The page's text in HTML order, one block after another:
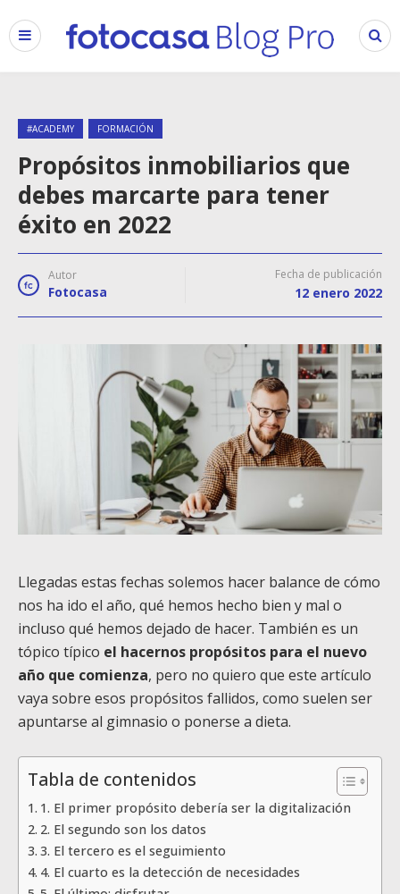
#ACADEMY FORMACIÓN
Propósitos inmobiliarios que
debes marcarte para tener
éxito en 2022
Autor
Fotocasa
Fecha de publicación
12 enero 2022
Llegadas estas fechas solemos hacer balance de cómo
nos ha ido el año, qué hemos hecho bien y mal o
incluso qué hemos dejado de hacer. También es un
tópico típico el hacernos propósitos para el nuevo
año que comienza, pero no quiero que este artículo
vaya sobre esos propósitos fallidos, como suelen ser
apuntarse al gimnasio o ponerse a dieta.
Tabla de contenidos
1. El primer propósito debería ser la digitalización
2. El segundo son los datos
3. El tercero es el seguimiento
4. El cuarto es la detección de necesidades